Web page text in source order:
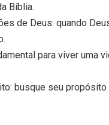
Bíblia.
de Deus: quando
para viver uma
busque seu